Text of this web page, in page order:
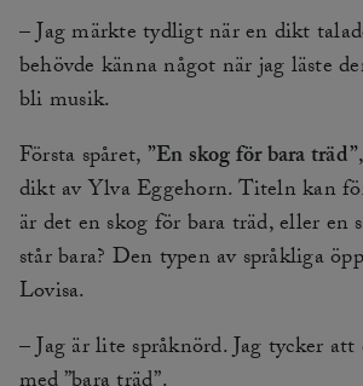
– Jag märkte tydligt när en dikt
behövde känna något när jag läste
bli musik.
Första spåret,”En skog för bara träd”
dikt av Ylva Eggehorn. Titeln kan
är det en skog för bara träd, eller en
står bara? Den typen av språkliga
Lovisa.
– Jag är lite språknörd. Jag tycker